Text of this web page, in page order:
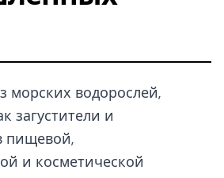
морских водорослей,
загустители и
пищевой,
и косметической